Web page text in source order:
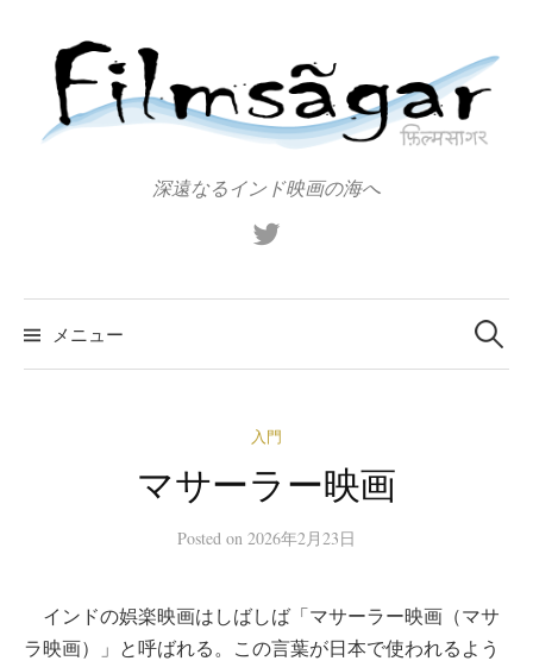
プ
深遠なるインド映画の海へ
メニュー
検
索:
入門
マサーラー映画
Posted on 2026年2月23日
インドの娯楽映画はしばしば「マサーラー映画（マサ
ラ映画）」と呼ばれる。この言葉が日本で使われるよう